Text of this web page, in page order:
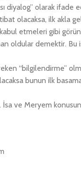
diyalog” olarak ifade
olacaksa, ilk akla
etmeleri gibi
oldular demektir. Bu
“bilgilendirme”
bunun ilk
İsa ve Meryem